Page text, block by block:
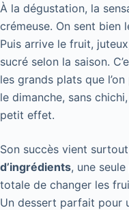
À la dégustation, la
crémeuse. On sent bien
Puis arrive le fruit,
sucré selon la saison.
les grands plats que
le dimanche, sans
petit effet.
Son succès vient
d’ingrédients, une
totale de changer les
Un dessert parfait pour